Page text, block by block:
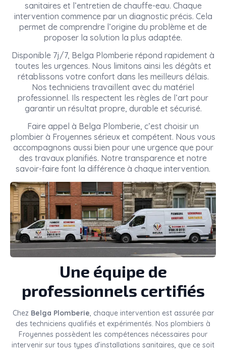
sanitaires et l’entretien de chauffe-eau. Chaque
intervention commence par un diagnostic précis. Cela
permet de comprendre l’origine du problème et de
proposer la solution la plus adaptée.
Disponible 7j/7, Belga Plomberie répond rapidement à
toutes les urgences. Nous limitons ainsi les dégâts et
rétablissons votre confort dans les meilleurs délais.
Nos techniciens travaillent avec du matériel
professionnel. Ils respectent les règles de l’art pour
garantir un résultat propre, durable et sécurisé.
Faire appel à Belga Plomberie, c’est choisir un
plombier à Froyennes sérieux et compétent. Nous vous
accompagnons aussi bien pour une urgence que pour
des travaux planifiés. Notre transparence et notre
savoir-faire font la différence à chaque intervention.
Une équipe de
professionnels certifiés
Chez Belga Plomberie , chaque intervention est assurée par
des techniciens qualifiés et expérimentés. Nos plombiers à
Froyennes possèdent les compétences nécessaires pour
intervenir sur tous types d’installations sanitaires, que ce soit